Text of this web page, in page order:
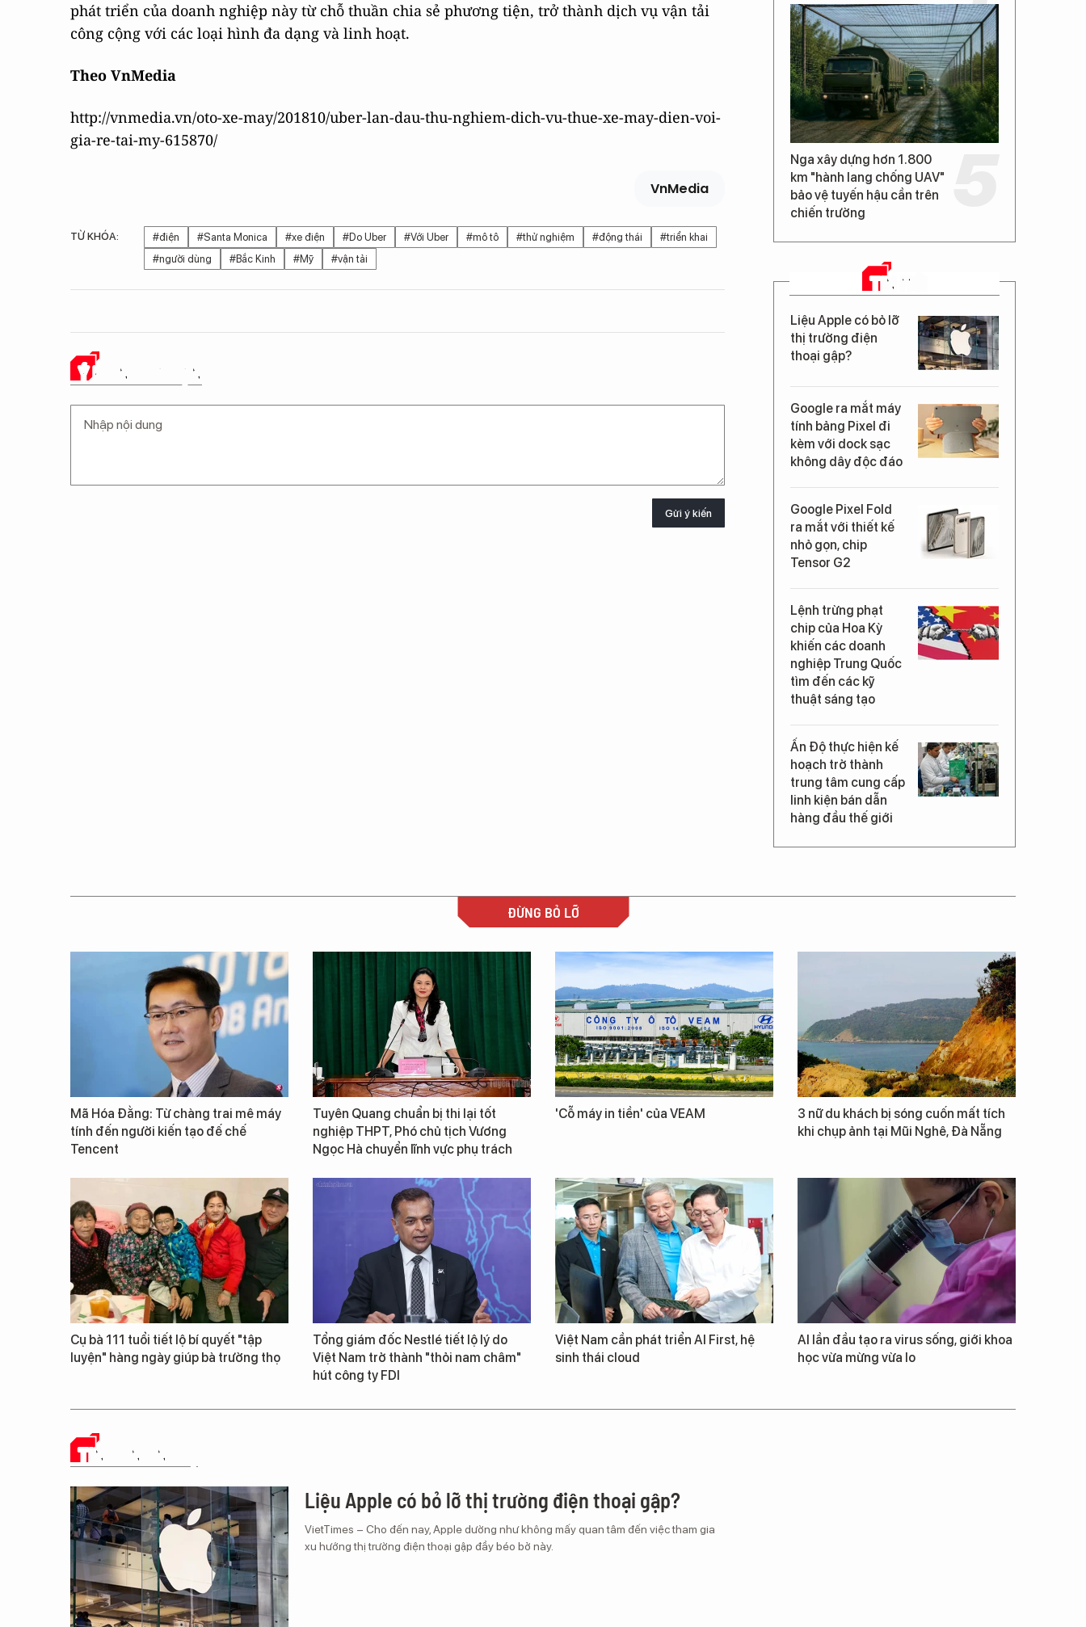
phát triển của doanh nghiệp này từ chỗ thuần chia sẻ phương tiện, trở thành dịch vụ vận tải
công cộng với các loại hình đa dạng và linh hoạt.
Theo VnMedia
http://vnmedia.vn/oto-xe-may/201810/uber-lan-dau-thu-nghiem-dich-vu-thue-xe-may-dien-voi-
gia-re-tai-my-615870/
VnMedia
TỪ KHÓA: #điện #Santa Monica #xe điện #Do Uber #Với Uber #mô tô #thử nghiệm #động thái
#triển khai
#người dùng
#Bắc Kinh #Mỹ #vận tải
Ý KIẾN CỦA BẠN
Gửi ý kiến
Nga xây dựng hơn 1.800
km "hành lang chống UAV"
bảo vệ tuyến hậu cần trên
chiến trường
TIN MỚI
Liệu Apple có bỏ lỡ
thị trường điện
thoại gập?
Google ra mắt máy
tính bảng Pixel đi
kèm với dock sạc
không dây độc đáo
Google Pixel Fold
ra mắt với thiết kế
nhỏ gọn, chip
Tensor G2
Lệnh trừng phạt
chip của Hoa Kỳ
khiến các doanh
nghiệp Trung Quốc
tìm đến các kỹ
thuật sáng tạo
Ấn Độ thực hiện kế
hoạch trở thành
trung tâm cung cấp
linh kiện bán dẫn
hàng đầu thế giới
ĐỪNG BỎ LỠ
Mã Hóa Đằng: Từ chàng trai mê máy
tính đến người kiến tạo đế chế
Tencent
Tuyên Quang chuẩn bị thi lại tốt
nghiệp THPT, Phó chủ tịch Vương
Ngọc Hà chuyển lĩnh vực phụ trách
'Cỗ máy in tiền' của VEAM
3 nữ du khách bị sóng cuốn mất tích
khi chụp ảnh tại Mũi Nghê, Đà Nẵng
Cụ bà 111 tuổi tiết lộ bí quyết "tập
luyện" hàng ngày giúp bà trường thọ
Tổng giám đốc Nestlé tiết lộ lý do
Việt Nam trở thành "thỏi nam châm"
hút công ty FDI
Việt Nam cần phát triển AI First, hệ
sinh thái cloud
AI lần đầu tạo ra virus sống, giới khoa
học vừa mừng vừa lo
TIN CÔNG NGHỆ
Liệu Apple có bỏ lỡ thị trường điện thoại gập?
VietTimes – Cho đến nay, Apple dường như không mấy quan tâm đến việc tham gia
xu hướng thị trường điện thoại gập đầy béo bở này.